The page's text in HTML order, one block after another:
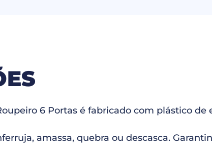
6 Portas é fabricado com plástico de
amassa, quebra ou descasca.